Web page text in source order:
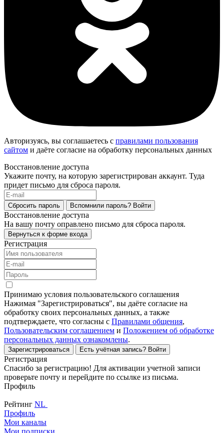
Авторизуясь, вы соглашаетесь с правилами пользования
сайтом и даёте согласие на обработку персональных данных
Восстановление доступа
Укажите почту, на которую зарегистрирован аккаунт. Туда
придет письмо для сброса пароля.
Сбросить пароль Вспомнили пароль? Войти
Восстановление доступа
На вашу почту оправлено письмо для сброса пароля.
Вернуться к форме входа
Регистрация
Принимаю условия пользовательского соглашения
Нажимая "Зарегистрироваться", вы даёте согласие на
обработку своих персональных данных, а также
подтверждаете, что согласны с Правилами общения,
Пользовательским соглашением и Положением об обработке
персональных данных ознакомлены.
Зарегистрироваться Есть учётная запись? Войти
Регистрация
Спасибо за регистрацию! Для активации учетной записи
проверьте почту и перейдите по ссылке из письма.
Профиль
Рейтинг NL
Профиль
Мои каналы
Мои подписки